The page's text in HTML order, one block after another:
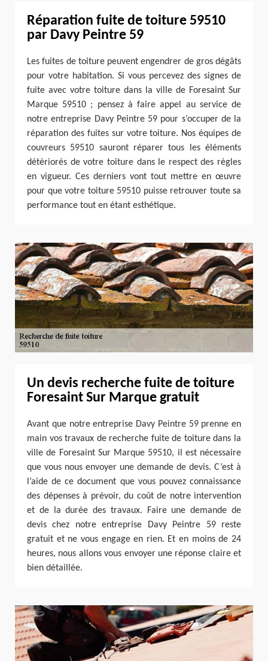
Réparation fuite de toiture 59510
par Davy Peintre 59
Les fuites de toiture peuvent engendrer de gros dégâts
pour votre habitation. Si vous percevez des signes de
fuite avec votre toiture dans la ville de Foresaint Sur
Marque 59510 ; pensez à faire appel au service de
notre entreprise Davy Peintre 59 pour s’occuper de la
réparation des fuites sur votre toiture. Nos équipes de
couvreurs 59510 sauront réparer tous les éléments
détériorés de votre toiture dans le respect des règles
en vigueur. Ces derniers vont tout mettre en œuvre
pour que votre toiture 59510 puisse retrouver toute sa
performance tout en étant esthétique.
Un devis recherche fuite de toiture
Foresaint Sur Marque gratuit
Avant que notre entreprise Davy Peintre 59 prenne en
main vos travaux de recherche fuite de toiture dans la
ville de Foresaint Sur Marque 59510, il est nécessaire
que vous nous envoyer une demande de devis. C’est à
l’aide de ce document que vous pouvez connaissance
des dépenses à prévoir, du coût de notre intervention
et de la durée des travaux. Faire une demande de
devis chez notre entreprise Davy Peintre 59 reste
gratuit et ne vous engage en rien. Et en moins de 24
heures, nous allons vous envoyer une réponse claire et
bien détaillée.